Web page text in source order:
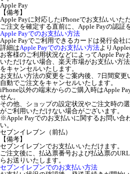
Apple Pay
【備考】
Apple Payに対応したiPhoneでお支払いいた
ご注文を確定する直前に、Apple Payの認証
Apple Payでのお支払い方法
Apple Payでご利用できるカードは発行会社
詳細はApple Payでのお支払い方法より
お客様のご利用状況などによってApple Pay
いただけない場合、楽天市場がお支払い方
をキャンセルいたします。
お支払い方法の変更をご案内後、7日間変
自動でご注文をキャンセルいたします。
iPhone以外の端末からのご購入時はApple
せん。
その他、ショップの設定状況やご注文時の
がご利用いただけない場合がございます。
※Apple Payでのお支払いに関するお問い合
い。
セブンイレブン（前払）
【備考】
セブンイレブンでお支払いいただけます。
ご注文後に、払込票番号および払込票の
らお送りいたします。
セブンイレブンでのお支払い方法